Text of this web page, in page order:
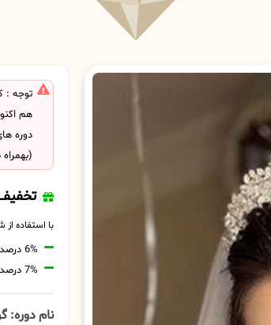
توجه :
هم
دوره
با استفاده از شرایط زیر از 13
6% درصد تخفیف با استفاده از کد تخفیف 20806
7% درصد تخفیف درصورت پرداخت شهریه با رمزارز
نام دوره: